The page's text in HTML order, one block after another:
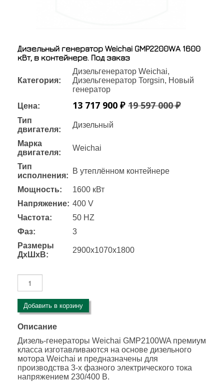
Дизельный генератор Weichai GMP2200WA 1600
кВт, в контейнере. Под заказ
Категория:
Дизельгенератор Weichai,
Дизельгенератор Torgsin, Новый
генератор
Цена:
13 717 900 ₽ 19 597 000 ₽
Тип
двигателя:
Дизельный
Марка
двигателя:
Weichai
Тип
исполнения:
В утеплённом контейнере
Мощность:
1600 кВт
Напряжение: 400 V
Частота:
50 HZ
Фаз:
3
Размеры
ДхШхВ:
2900x1070x1800
Добавить в корзину
Описание
Дизель-генераторы Weichai GMP2100WA премиум
класса изготавливаются на основе дизельного
мотора Weichai и предназначены для
производства 3-х фазного электрического тока
напряжением 230/400 В.